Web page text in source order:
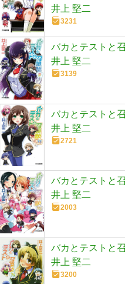
井上 堅二
3231
バカとテストと
井上 堅二
3139
バカとテストと
井上 堅二
2721
バカとテストと
井上 堅二
2003
バカとテストと
井上 堅二
3200